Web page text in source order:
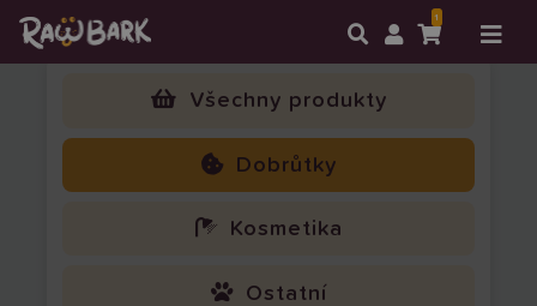
1
Všechny produkty
Dobrůtky
Kosmetika
Ostatní